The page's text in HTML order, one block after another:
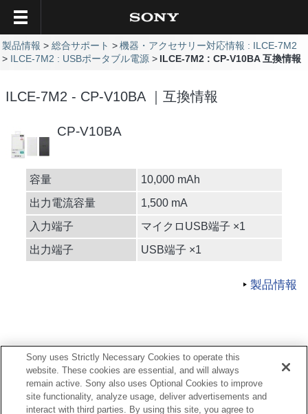
製品情報 総合サポート
機器・アクセサリー対応情報 : ILCE-7M2
ILCE-7M2 : USBポータブル電源
ILCE-7M2 : CP-V10BA 互換情報
ILCE-7M2 - CP-V10BA ｜互換情報
CP-V10BA
容量
10,000 mAh
出力電流容量
1,500 mA
入力端子
マイクロUSB端子 ×1
出力端子
USB端子 ×1
製品情報
プレスリリース
ご利用条件
Sony uses Strictly Necessary Cookies to operate this
website. These cookies are essential, and will always
remain active. Sony also uses Optional Cookies to improve
site functionality, analyze usage, deliver advertisements and
interact with third parties. By using this site, you agree to